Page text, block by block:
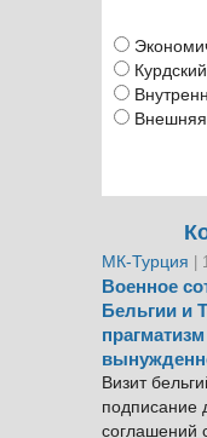
МК-Турция
Военное
Бельгии и
Визит
подписание
соглашений